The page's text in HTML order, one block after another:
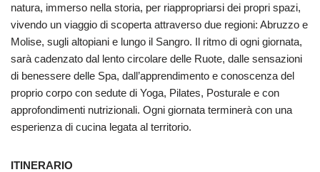
natura, immerso nella storia, per riappropriarsi dei propri spazi,
vivendo un viaggio di scoperta attraverso due regioni: Abruzzo e
Molise, sugli altopiani e lungo il Sangro. Il ritmo di ogni giornata,
sarà cadenzato dal lento circolare delle Ruote, dalle sensazioni
di benessere delle Spa, dall’apprendimento e conoscenza del
proprio corpo con sedute di Yoga, Pilates, Posturale e con
approfondimenti nutrizionali. Ogni giornata terminerà con una
esperienza di cucina legata al territorio.
ITINERARIO